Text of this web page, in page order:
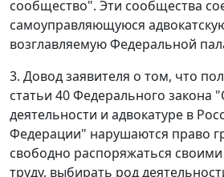
сообщество". Эти сообщества
самоуправляющуюся
возглавляемую Федеральной
3. Довод заявителя о том, что
статьи 40Федерального закона
деятельности и адвокатуре в
Федерации" нарушаются право
свободно распоряжаться
труду, выбирать род